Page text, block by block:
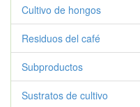
Cultivo de hongos
Residuos del café
Subproductos
Sustratos de cultivo